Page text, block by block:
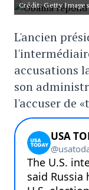
Crédit: Getty Images
L'ancien
accusations
son
l'accuser de